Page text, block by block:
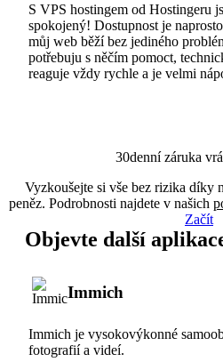
S VPS hostingem od Hostingeru
spokojený! Dostupnost je
můj web běží bez jediného
potřebuju s něčím pomoct,
reaguje vždy rychle a je velmi
30denní záruka
Vyzkoušejte si vše bez rizika díky
peněz. Podrobnosti najdete v našich
Začít
Objevte další
Immich
Immich je vysokovýkonné
fotografií a videí.